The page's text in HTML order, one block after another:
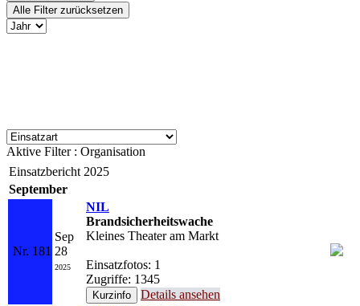
Alle Filter zurücksetzen
Aktive Filter : Organisation
Einsatzbericht 2025
September
Nr. 181
Sep
28
2025
NIL
Brandsicherheitswache
Kleines Theater am Markt
Einsatzfotos: 1
Zugriffe: 1345
Details ansehen